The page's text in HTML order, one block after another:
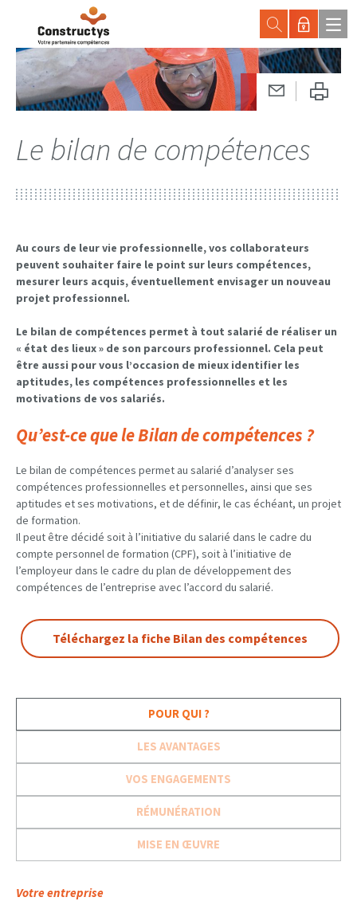
Le bilan de compétences
Au cours de leur vie professionnelle, vos collaborateurs
peuvent souhaiter faire le point sur leurs compétences,
mesurer leurs acquis, éventuellement envisager un nouveau
projet professionnel.
Le bilan de compétences permet à tout salarié de réaliser un
« état des lieux » de son parcours professionnel. Cela peut
être aussi pour vous l’occasion de mieux identifier les
aptitudes, les compétences professionnelles et les
motivations de vos salariés.
Qu’est-ce que le Bilan de compétences ?
Le bilan de compétences permet au salarié d’analyser ses
compétences professionnelles et personnelles, ainsi que ses
aptitudes et ses motivations, et de définir, le cas échéant, un projet
de formation.
Il peut être décidé soit à l’initiative du salarié dans le cadre du
compte personnel de formation (CPF), soit à l’initiative de
l’employeur dans le cadre du plan de développement des
compétences de l’entreprise avec l’accord du salarié.
Téléchargez la fiche Bilan des compétences
POUR QUI ?
LES AVANTAGES
VOS ENGAGEMENTS
RÉMUNÉRATION
MISE EN ŒUVRE
Votre entreprise